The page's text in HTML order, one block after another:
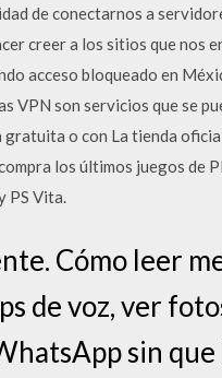
de conectarnos a
creer a los sitios que nos
acceso bloqueado en
VPN son servicios que se
gratuita o con La tienda
los últimos juegos de
PS Vita.
Cómo leer
de voz, ver
sin